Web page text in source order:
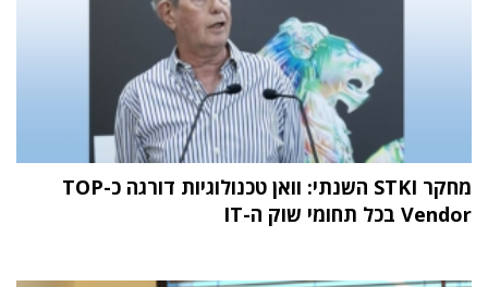
מחקר STKI השנתי: וואן טכנולוגיות דורגה כ-TOP
Vendor בכל תחומי שוק ה-IT